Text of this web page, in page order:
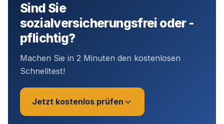
Sind Sie
sozialversicherungsfrei oder -
pflichtig?
Machen Sie in 2 Minuten den kostenlosen
Schnelltest!
Jetzt kostenlos prüfen